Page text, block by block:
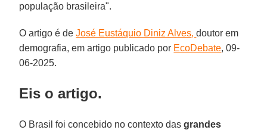
população brasileira".
O artigo é de José Eustáquio Diniz Alves,doutor em
demografia, em artigo publicado por EcoDebate, 09-
06-2025.
Eis o artigo.
O Brasil foi concebido no contexto dasgrandes